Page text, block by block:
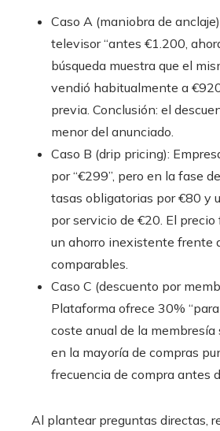
Caso A (maniobra de
televisor “antes €1.200,
búsqueda muestra que el
vendió habitualmente a
previa. Conclusión: el
menor del anunciado.
Caso B (drip pricing):
por “€299”, pero en la fase
tasas obligatorias por €80 y
por servicio de €20. El
un ahorro inexistente frente
comparables.
Caso C (descuento por
Plataforma ofrece 30% “para
coste anual de la membresía
en la mayoría de compras
frecuencia de compra antes
Al plantear preguntas directas,